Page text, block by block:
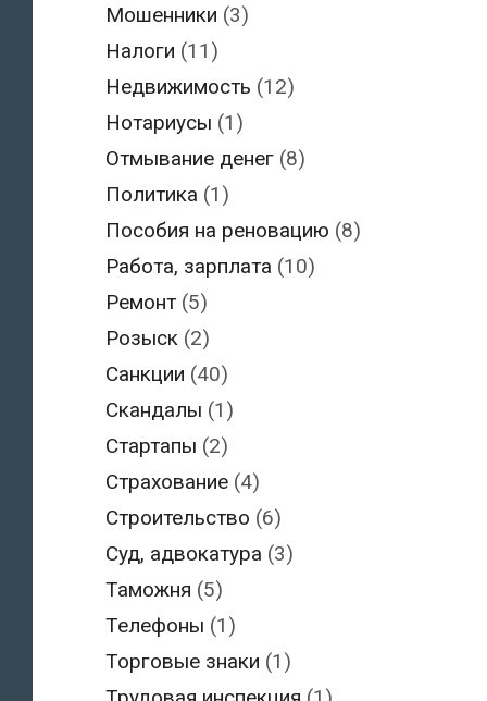
Мошенники (3)
Налоги (11)
Недвижимость (12)
Нотариусы (1)
Отмывание денег (8)
Политика (1)
Пособия на реновацию (8)
Работа, зарплата (10)
Ремонт (5)
Розыск (2)
Санкции (40)
Скандалы (1)
Стартапы (2)
Страхование (4)
Строительство (6)
Суд, адвокатура (3)
Таможня (5)
Телефоны (1)
Торговые знаки (1)